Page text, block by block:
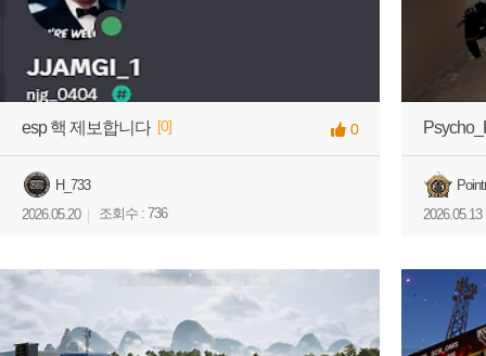
0
[0]
esp 핵 제보합니다
H_733
2026.05.20
조회수 : 736
2026.05.13